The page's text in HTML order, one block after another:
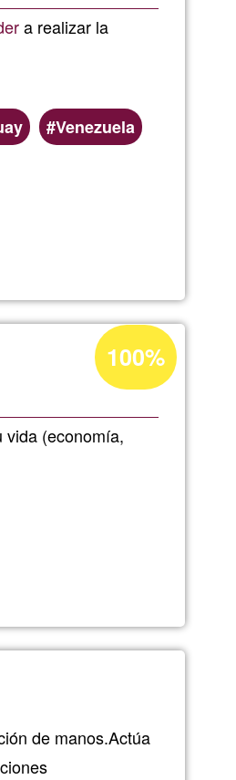
a realizar la
Venezuela
de
vida (economía,
Porcentaje
de
de
100%
de manos.Actúa